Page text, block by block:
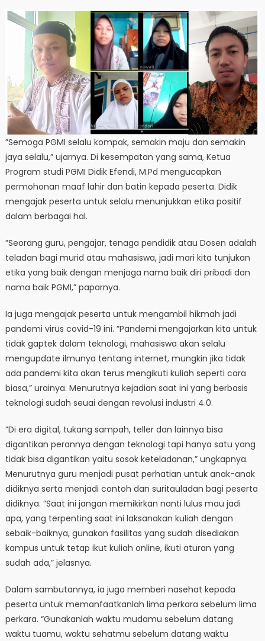
”Semoga PGMI selalu kompak, semakin maju dan semakin
jaya selalu,” ujarnya. Di kesempatan yang sama, Ketua
Program studi PGMI Didik Efendi, M.Pd mengucapkan
permohonan maaf lahir dan batin kepada peserta. Didik
mengajak peserta untuk selalu menunjukkan etika positif
dalam berbagai hal.
”Seorang guru, pengajar, tenaga pendidik atau Dosen adalah
teladan bagi murid atau mahasiswa, jadi mari kita tunjukan
etika yang baik dengan menjaga nama baik diri pribadi dan
nama baik PGMI,” paparnya.
Ia juga mengajak peserta untuk mengambil hikmah jadi
pandemi virus covid-19 ini. ”Pandemi mengajarkan kita untuk
tidak gaptek dalam teknologi, mahasiswa akan selalu
mengupdate ilmunya tentang internet, mungkin jika tidak
ada pandemi kita akan terus mengikuti kuliah seperti cara
biasa,” urainya. Menurutnya kejadian saat ini yang berbasis
teknologi sudah seuai dengan revolusi industri 4.0.
”Di era digital, tukang sampah, teller dan lainnya bisa
digantikan perannya dengan teknologi tapi hanya satu yang
tidak bisa digantikan yaitu sosok keteladanan,” ungkapnya.
Menurutnya guru menjadi pusat perhatian untuk anak-anak
didiknya serta menjadi contoh dan suritauladan bagi peserta
didiknya. ”Saat ini jangan memikirkan nanti lulus mau jadi
apa, yang terpenting saat ini laksanakan kuliah dengan
sebaik-baiknya, gunakan fasilitas yang sudah disediakan
kampus untuk tetap ikut kuliah online, ikuti aturan yang
sudah ada,” jelasnya.
Dalam sambutannya, ia juga memberi nasehat kepada
peserta untuk memanfaatkanlah lima perkara sebelum lima
perkara. “Gunakanlah waktu mudamu sebelum datang
waktu tuamu, waktu sehatmu sebelum datang waktu